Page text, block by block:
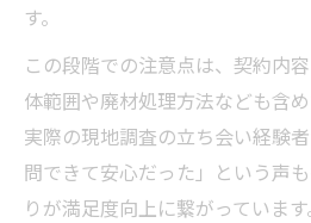
す。
この段階での注意点は、契約内
体範囲や廃材処理方法なども含め
実際の現地調査の立ち会い経験
問できて安心だった」という声
りが満足度向上に繋がっています